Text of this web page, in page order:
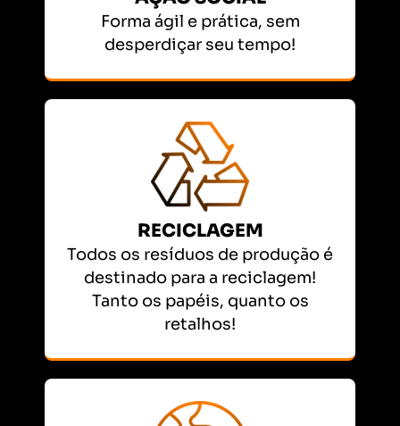
Forma ágil e prática, sem
desperdiçar seu tempo!
RECICLAGEM
Todos os resíduos de produção é
destinado para a reciclagem!
Tanto os papéis, quanto os
retalhos!